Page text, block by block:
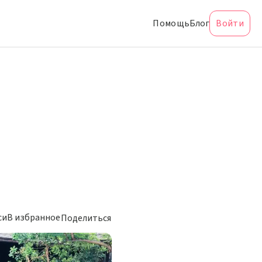
ПомощьБлог Войти
В избранноеПоделиться